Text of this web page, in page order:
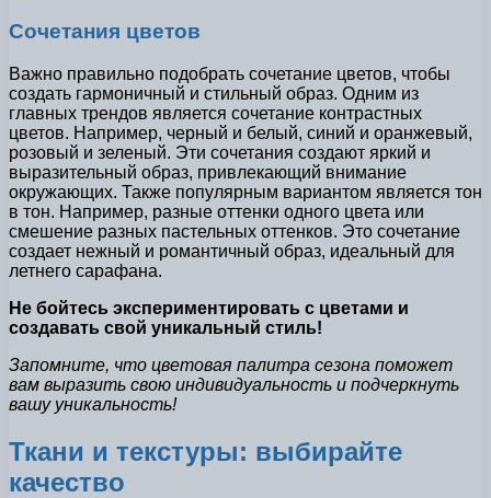
Сочетания цветов
Важно правильно подобрать сочетание цветов, чтобы
создать гармоничный и стильный образ. Одним из
главных трендов является сочетание контрастных
цветов. Например, черный и белый, синий и оранжевый,
розовый и зеленый. Эти сочетания создают яркий и
выразительный образ, привлекающий внимание
окружающих. Также популярным вариантом является тон
в тон. Например, разные оттенки одного цвета или
смешение разных пастельных оттенков. Это сочетание
создает нежный и романтичный образ, идеальный для
летнего сарафана.
Не бойтесь экспериментировать с цветами и
создавать свой уникальный стиль!
Запомните, что цветовая палитра сезона поможет
вам выразить свою индивидуальность и подчеркнуть
вашу уникальность!
Ткани и текстуры: выбирайте
качество